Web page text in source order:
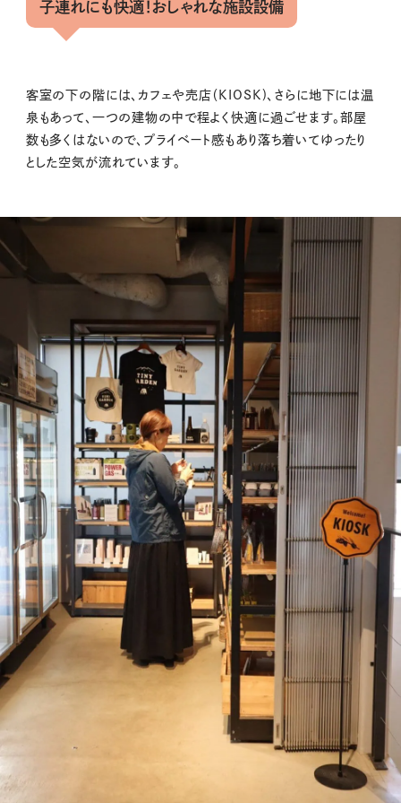
子連れにも快適！おしゃれな施設設備
客室の下の階には、カフェや売店（KIOSK)、さらに地下には温
泉もあって、一つの建物の中で程よく快適に過ごせます。部屋
数も多くはないので、プライベート感もあり落ち着いてゆったり
とした空気が流れています。